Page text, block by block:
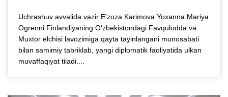
Uchrashuv avvalida vazir E'zoza Karimova Yoxanna Mariya
Ogrenni Finlandiyaning O‘zbekistondagi Favqulodda va
Muxtor elchisi lavozimiga qayta tayinlangani munosabati
bilan samimiy tabriklab, yangi diplomatik faoliyatida ulkan
muvaffaqiyat tiladi....